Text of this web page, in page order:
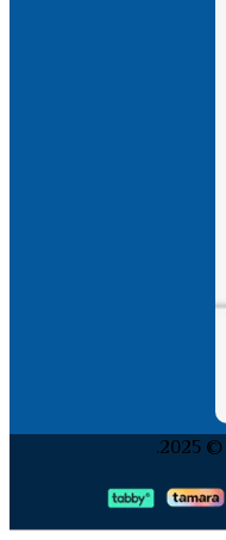
© 2025.